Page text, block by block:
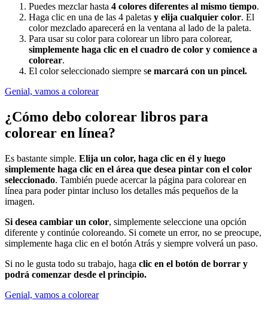
Puedes mezclar hasta 4 colores diferentes al mismo tiempo.
Haga clic en una de las 4 paletas y elija cualquier color. El
color mezclado aparecerá en la ventana al lado de la paleta.
Para usar su color para colorear un libro para colorear,
simplemente haga clic en el cuadro de color y comience a
colorear.
El color seleccionado siempre se marcará con un pincel.
Genial, vamos a colorear
¿Cómo debo colorear libros para
colorear en línea?
Es bastante simple. Elija un color, haga clic en él y luego
simplemente haga clic en el área que desea pintar con el color
seleccionado. También puede acercar la página para colorear en
línea para poder pintar incluso los detalles más pequeños de la
imagen.
Si desea cambiar un color, simplemente seleccione una opción
diferente y continúe coloreando. Si comete un error, no se preocupe,
simplemente haga clic en el botón Atrás y siempre volverá un paso.
Si no le gusta todo su trabajo, haga clic en el botón de borrar y
podrá comenzar desde el principio.
Genial, vamos a colorear